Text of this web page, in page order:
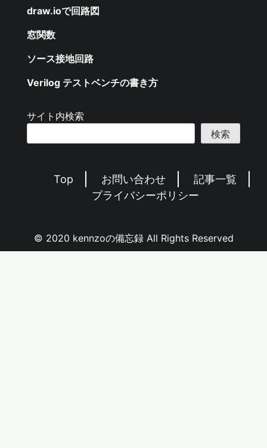
draw.ioで回路図
窓関数
ソース接地回路
Verilog テストベンチの書き方
サイト内検索
検索
Top お問い合わせ
記事一覧
プライバシーポリシー
© 2020 kennzoの備忘録 All Rights Reserved